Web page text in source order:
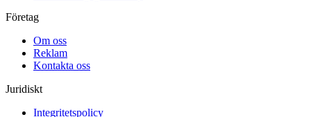
Företag
Om oss
Reklam
Kontakta oss
Juridiskt
Integritetspolicy